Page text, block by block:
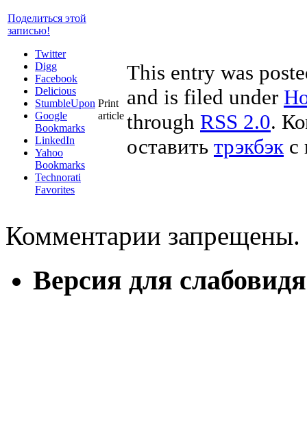
Поделиться этой
записью!
Twitter
Digg
Facebook
Delicious
StumbleUpon
Google
Bookmarks
LinkedIn
Yahoo
Bookmarks
Technorati
Favorites
Print
article
This entry was
and is filed under
through RSS 2.0.
оставить трэкбэк с
Комментарии запрещены.
Версия для